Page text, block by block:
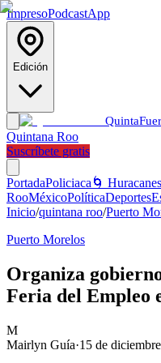
ImpresoPodcastApp
Edición
Quinta
Quintana Roo
Suscríbete gratis
PortadaPoliciaca 🌀 Huracanes
RooMéxicoPolíticaDeportes
Inicio/quintana roo/Puerto
Puerto Morelos
Organiza
Feria del Empleo
M
Mairlyn Guía·15 de